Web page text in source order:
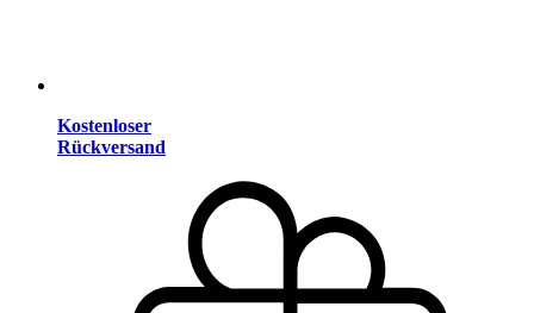
Kostenloser
Rückversand